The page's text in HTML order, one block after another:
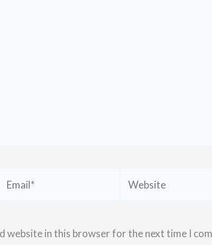
website in this browser for the next time I